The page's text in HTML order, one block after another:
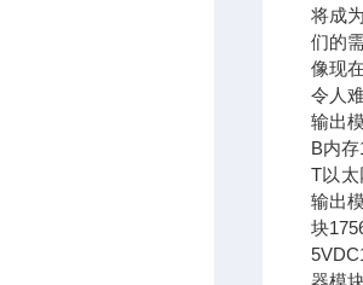
将成
们的
像现
令人
输出
B内
T以太
输出
块
器模